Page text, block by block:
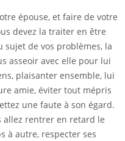
épouse, et faire de votre
devez la traiter en être
sujet de vos problèmes, la
asseoir avec elle pour lui
plaisanter ensemble, lui
amie, éviter tout mépris
une faute à son égard.
allez rentrer en retard le
à autre, respecter ses